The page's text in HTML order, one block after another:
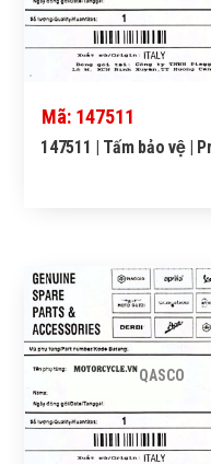
Mã: 147511
147511 | Tấm bảo vệ |
QASCO